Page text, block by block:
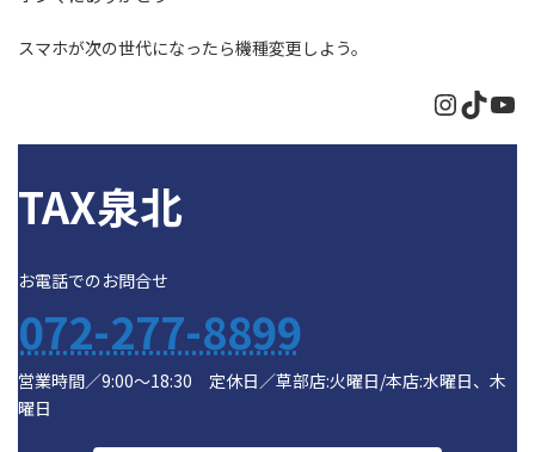
スマホが次の世代になったら機種変更しよう。
TAX泉北
お電話でのお問合せ
072-277-8899
営業時間／9:00～18:30 定休日／草部店:火曜日/本店:水曜日、木
曜日